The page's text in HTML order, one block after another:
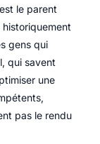
le parent
gens qui
qui savent
une
pas le rendu